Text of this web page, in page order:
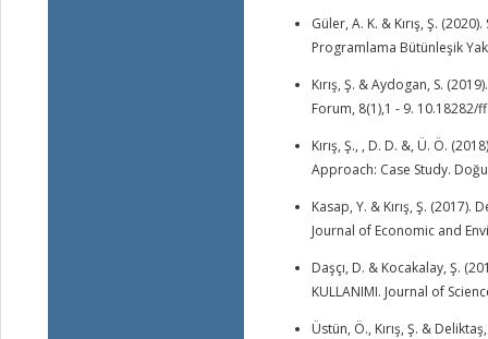
Güler, A. K. & Kırış, Ş.
Programlama Bütünleşik
Kırış, Ş. & Aydogan, S.
Forum, 8(1),1 - 9. 10.18282/
Kırış, Ş., , D. D. &, Ü. Ö.
Approach: Case Study.
Kasap, Y. & Kırış, Ş.
Journal of Economic and
Daşçı, D. & Kocakalay, Ş.
KULLANIMI. Journal of
Üstün, Ö., Kırış, Ş. &